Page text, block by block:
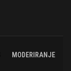
MODERIRANJE